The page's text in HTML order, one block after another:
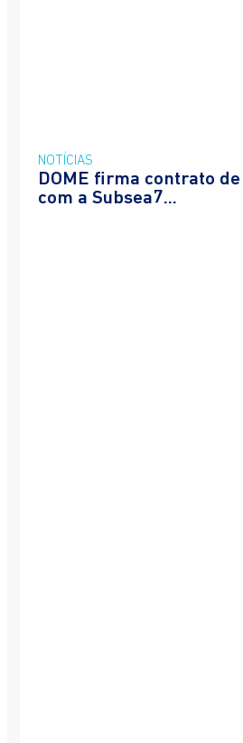
NOTÍCIAS
DOME firma contrato
com a Subsea7...